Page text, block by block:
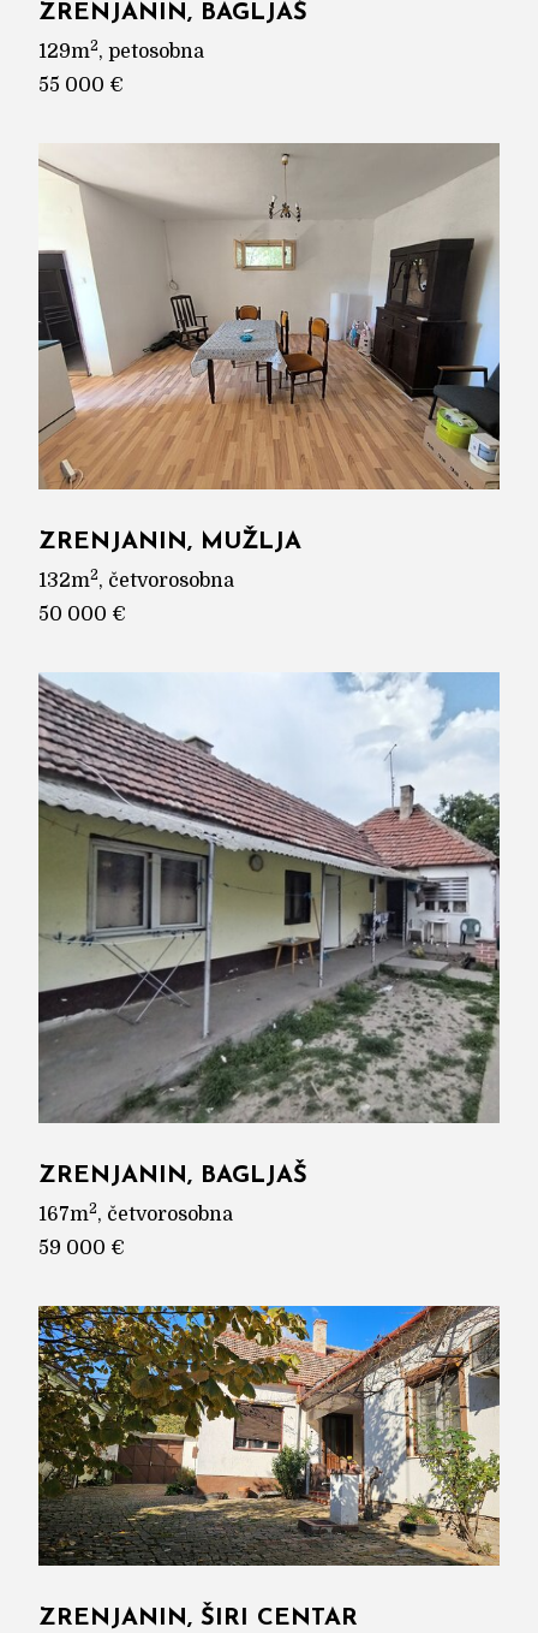
ZRENJANIN, BAGLJAŠ
129m2, petosobna
55 000 €
ZRENJANIN, MUŽLJA
132m2, četvorosobna
50 000 €
ZRENJANIN, BAGLJAŠ
167m2, četvorosobna
59 000 €
ZRENJANIN, ŠIRI CENTAR